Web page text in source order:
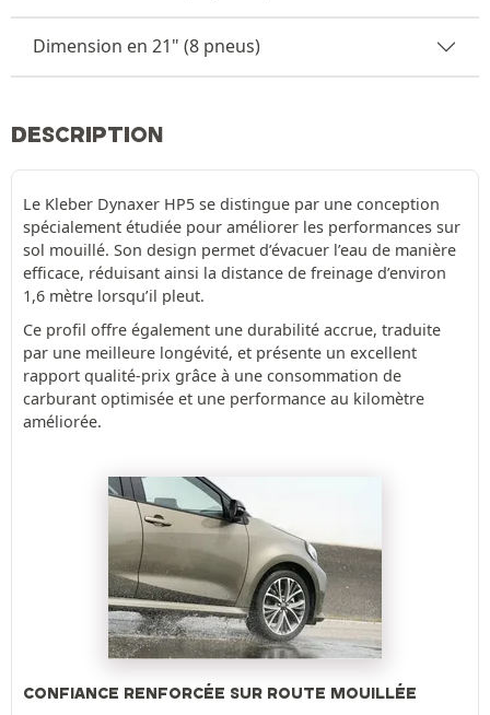
Dimension en 21" (8 pneus)
DESCRIPTION
Le Kleber Dynaxer HP5 se distingue par une conception
spécialement étudiée pour améliorer les performances sur
sol mouillé. Son design permet d’évacuer l’eau de manière
efficace, réduisant ainsi la distance de freinage d’environ
1,6 mètre lorsqu’il pleut.
Ce profil offre également une durabilité accrue, traduite
par une meilleure longévité, et présente un excellent
rapport qualité-prix grâce à une consommation de
carburant optimisée et une performance au kilomètre
améliorée.
CONFIANCE RENFORCÉE SUR ROUTE MOUILLÉE